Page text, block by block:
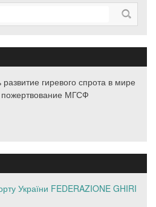
гиревого спрота в мире
пожертвование МГСФ
України FEDERAZIONE GHIRI